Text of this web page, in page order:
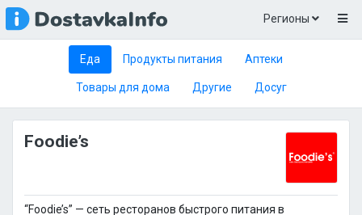
Регионы
Еда Продукты питания Аптеки
Товары для дома Другие Досуг
Foodie’s
“Foodie’s” — сеть ресторанов быстрого питания в